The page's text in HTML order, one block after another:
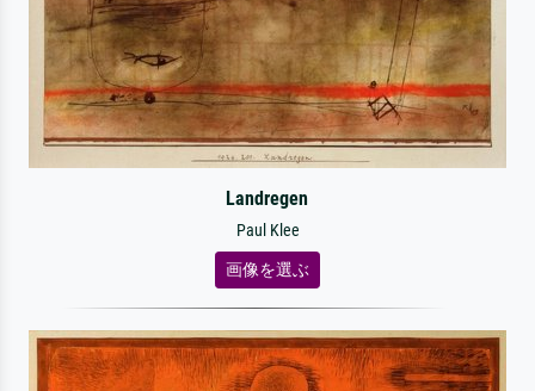
Landregen
Paul Klee
画像を選ぶ